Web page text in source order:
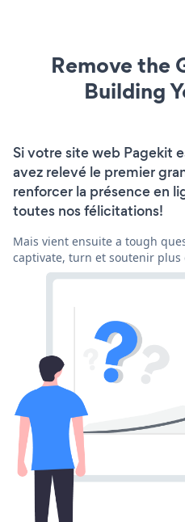
Remove the
Building
Si votre site web Pagekit
avez relevé le premier
renforcer la présence en
toutes nos félicitations!
Mais vient ensuite a tough
captivate, turn et soutenir plus